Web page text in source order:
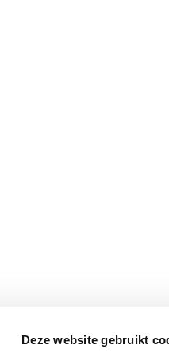
Deze website gebruikt